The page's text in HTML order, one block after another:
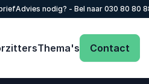
Advies nodig? - Bel naar 030 80 80
Thema's Contact